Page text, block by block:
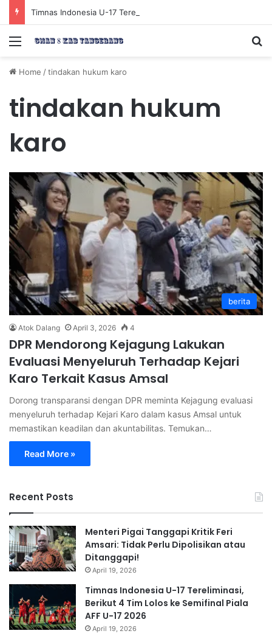
Menu
Home /tindakan hukum karo
tindakan hukum
karo
berita
Atok Dalang April 3, 2026 4
DPR Mendorong Kejagung Lakukan
Evaluasi Menyeluruh Terhadap Kejari
Karo Terkait Kasus Amsal
Dorong transparansi dengan DPR meminta Kejagung evaluasi
menyeluruh terhadap Kejari Karo dalam kasus Amsal untuk
memastikan keadilan dan akuntabilitas. Temukan…
Read More »
Recent Posts
Menteri Pigai Tanggapi Kritik Feri
Amsari: Tidak Perlu Dipolisikan atau
Ditanggapi!
April 19, 2026
Timnas Indonesia U-17 Tereliminasi,
Berikut 4 Tim Lolos ke Semifinal Piala
AFF U-17 2026
April 19, 2026